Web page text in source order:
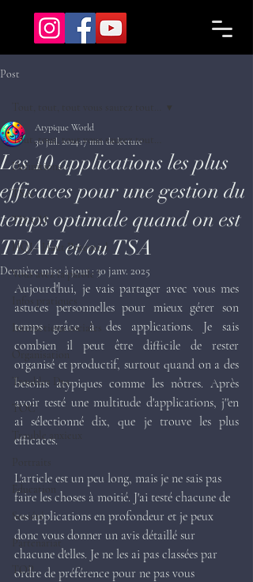
Post
Tout, tout, tout vous saurez tout…
Définitions
TSA
TDA/H
HQI - Haut Potentiel
Vous avez la parole !
Infos pratiques
Interactions sociales
Organisation
Troubles Dys.
TOC
Trouble anxieux
Education
Société
Partenariat
TOP
Tout, tout, tout vous saurez tout…
Les 10 applications les plus
efficaces pour une gestion du
temps optimale quand on est
TDAH et/ou TSA
Atypique World
30 juil. 2024 17 min de lecture
Dernière mise à jour : 30 janv. 2025
Aujourd'hui, je vais partager avec vous mes
astuces personnelles pour mieux gérer son
temps grâce à des applications. Je sais
combien il peut être difficile de rester
organisé et productif, surtout quand on a des
besoins atypiques comme les nôtres. Après
avoir testé une multitude d'applications, j''en
ai sélectionné dix, que je trouve les plus
efficaces.
L'article est un peu long, mais je ne sais pas
faire les choses à moitié. J'ai testé chacune de
ces applications en profondeur et je peux
donc vous donner un avis détaillé sur
chacune d'elles. Je ne les ai pas classées par
ordre de préférence pour ne pas vous